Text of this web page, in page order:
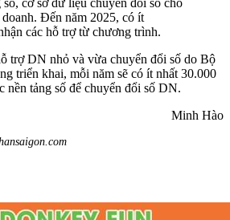
Đến năm 2025, có ít
các hỗ trợ từ chương trình.
trợ DN nhỏ và vừa chuyển đổi số do Bộ
triển khai, mỗi năm sẽ có ít nhất 30.000
nền tảng số để chuyển đổi số DN.
Minh Hào